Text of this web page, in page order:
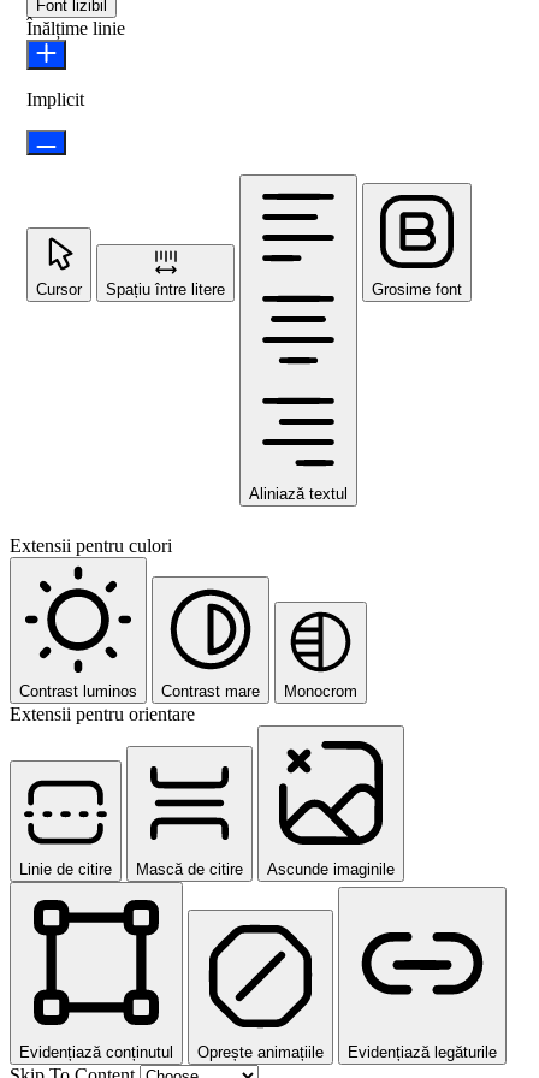
Font lizibil
Înălțime linie
Implicit
Cursor Spațiu între litere
Aliniază textul
Grosime font
Extensii pentru culori
Contrast luminos Contrast mare Monocrom
Extensii pentru orientare
Linie de citire Mască de citire Ascunde imaginile
Evidențiază conținutul Oprește animațiile Evidențiază legăturile